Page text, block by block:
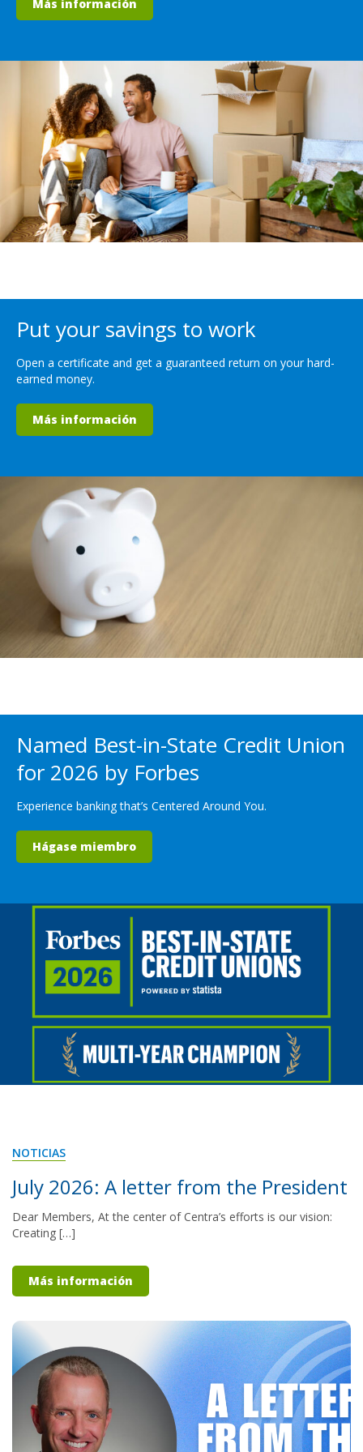
Más información
Put your savings to work
Open a certificate and get a guaranteed return on your hard-
earned money.
Más información
Named Best-in-State Credit Union
for 2026 by Forbes
Experience banking that’s Centered Around You.
Hágase miembro
NOTICIAS
July 2026: A letter from the President
Dear Members, At the center of Centra’s efforts is our vision:
Creating […]
Más información